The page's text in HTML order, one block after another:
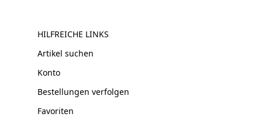
HILFREICHE LINKS
Artikel suchen
Konto
Bestellungen verfolgen
Favoriten